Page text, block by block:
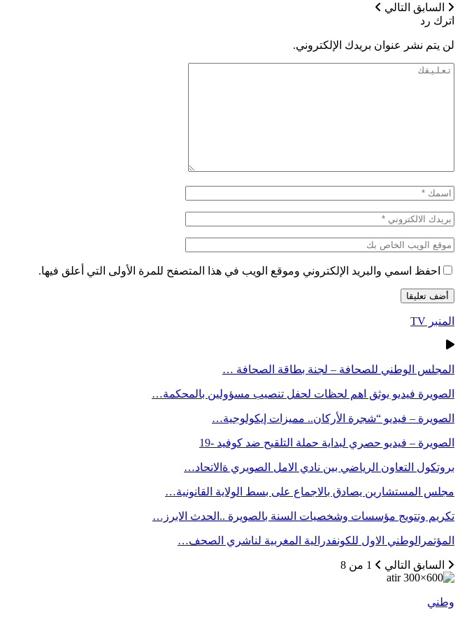
السابق التالي
اترك رد
لن يتم نشر عنوان بريدك الإلكتروني.
احفظ اسمي والبريد الإلكتروني وموقع الويب في هذا المتصفح للمرة الأولى التي أعلق فيها.
المنبر TV
المجلس الوطني للصحافة – لجنة بطاقة الصحافة …
الصويرة فيديو يوثق اهم لحظات لحفل تنصيب مسؤولين بالمحكمة…
الصويرة – فيديو “شجرة الأركان.. مميزات إيكولوجية…
الصويرة – فيديو حصري لبداية حملة التلقيح ضد كوفيد -19
بروتكول التعاون الرياضي بين نادي الامل الصويري ةالاتحاد…
مجلس المستشارين يصادق بالاجماع على بسط الولاية القانونية…
تكريم وتتويج مؤسسات وشخصيات السنة بالصويرة ..الحدث الابرز…
المؤتمرالوطني الاول للكونفدرالية المغربية لناشري الصحف…
السابق التالي 1 من 8
وطني